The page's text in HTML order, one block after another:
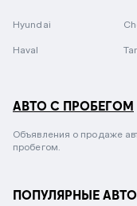
Hyundai
Haval
АВТО С ПРОБЕГОМ
Объявления о продаже
пробегом.
ПОПУЛЯРНЫЕ